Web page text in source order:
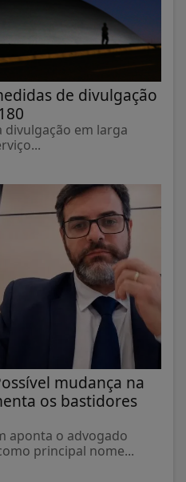
de divulgação
em larga
mudança na
os bastidores
aponta o advogado
principal nome...